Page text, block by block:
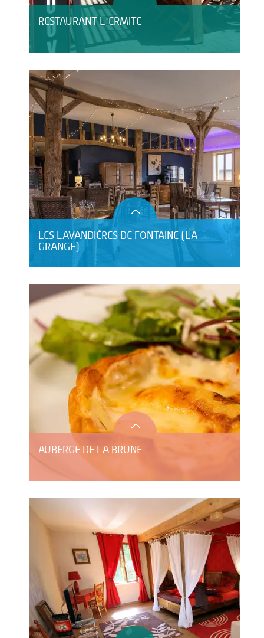
RESTAURANT L'ERMITE
LES LAVANDIÈRES DE FONTAINE (LA
GRANGE)
AUBERGE DE LA BRUNE